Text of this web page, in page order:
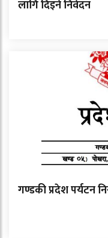
लागि दिइने निवेदन
गण्डकी प्रदेश पर्यटन